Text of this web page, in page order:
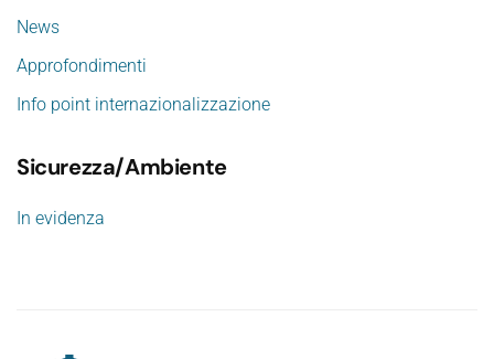
News
Approfondimenti
Info point internazionalizzazione
Sicurezza/Ambiente
In evidenza